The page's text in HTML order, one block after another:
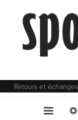
Retours et